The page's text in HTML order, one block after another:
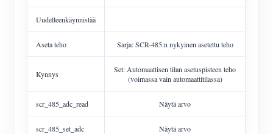
Uudelleenkäynnistää
Aseta teho Sarja: SCR-485:n nykyinen asetettu teho
Kynnys
Set: Automaattisen tilan asetuspisteen teho
(voimassa vain automaattitilassa)
scr_485_adc_read Näytä arvo
scr_485_set_adc Näytä arvo